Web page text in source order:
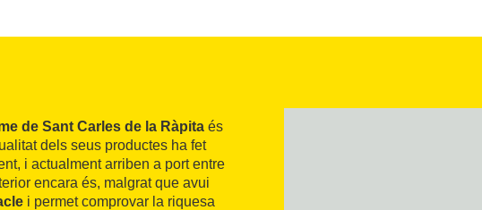
de Sant Carles de la Ràpita és
dels seus productes ha fet
i actualment arriben a port entre
encara és, malgrat que avui
i permet comprovar la riquesa